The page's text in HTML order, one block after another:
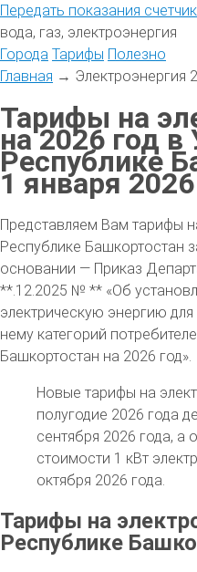
Передать показания
вода, газ, электроэнергия
Города Тарифы Полезно
Главная → Электроэнергия
Тарифы на
на 2026 год в
Республике
1 января
Представляем Вам тарифы
Республике Башкортостан
основании — Приказ
**.12.2025 № ** «Об
электрическую энергию
нему категорий
Башкортостан на 2026 год».
Новые тарифы на
полугодие 2026 года
сентября 2026 года, а
стоимости 1 кВт
октября 2026 года.
Тарифы на
Республике